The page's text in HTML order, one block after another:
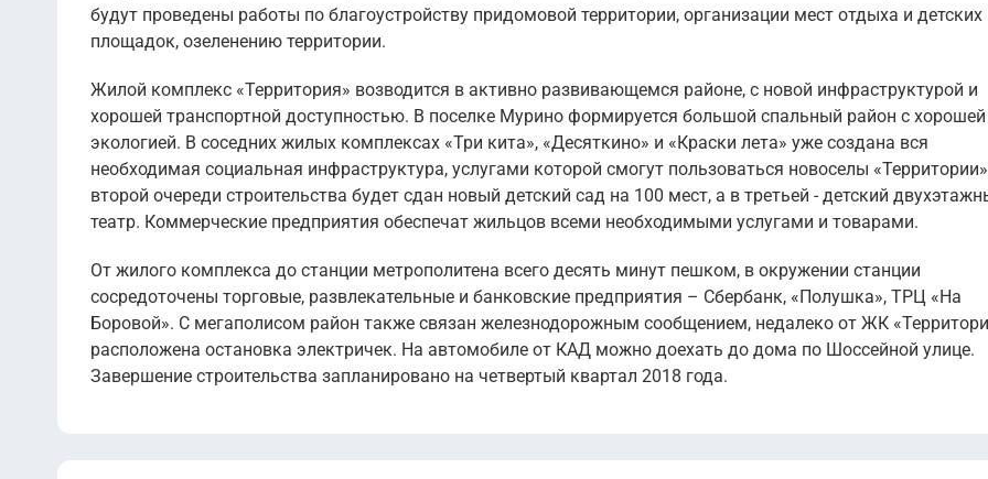
будут проведены работы по благоустройству придомовой территории, организации мест отдыха и детских
площадок, озеленению территории.
Жилой комплекс «Территория» возводится в активно развивающемся районе, с новой инфраструктурой и
хорошей транспортной доступностью. В поселке Мурино формируется большой спальный район с хорошей
экологией. В соседних жилых комплексах «Три кита», «Десяткино» и «Краски лета» уже создана вся
необходимая социальная инфраструктура, услугами которой смогут пользоваться новоселы
второй очереди строительства будет сдан новый детский сад на 100 мест, а в третьей - детский
театр. Коммерческие предприятия обеспечат жильцов всеми необходимыми услугами и товарами.
От жилого комплекса до станции метрополитена всего десять минут пешком, в окружении станции
сосредоточены торговые, развлекательные и банковские предприятия – Сбербанк, «Полушка», ТРЦ «На
Боровой». С мегаполисом район также связан железнодорожным сообщением, недалеко от ЖК
расположена остановка электричек. На автомобиле от КАД можно доехать до дома по Шоссейной улице.
Завершение строительства запланировано на четвертый квартал 2018 года.